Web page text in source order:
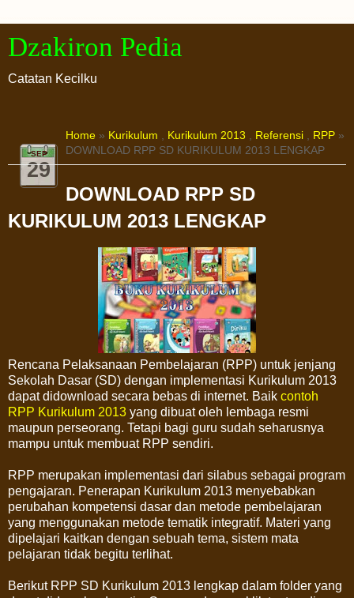
Dzakiron Pedia
Catatan Kecilku
SEP
29
Home » Kurikulum , Kurikulum 2013 , Referensi , RPP »
DOWNLOAD RPP SD KURIKULUM 2013 LENGKAP
DOWNLOAD RPP SD
KURIKULUM 2013 LENGKAP
Rencana Pelaksanaan Pembelajaran (RPP) untuk jenjang
Sekolah Dasar (SD) dengan implementasi Kurikulum 2013
dapat didownload secara bebas di internet. Baik contoh
RPP Kurikulum 2013 yang dibuat oleh lembaga resmi
maupun perseorang. Tetapi bagi guru sudah seharusnya
mampu untuk membuat RPP sendiri.
RPP merupakan implementasi dari silabus sebagai program
pengajaran. Penerapan Kurikulum 2013 menyebabkan
perubahan kompetensi dasar dan metode pembelajaran
yang menggunakan metode tematik integratif. Materi yang
dipelajari kaitkan dengan sebuah tema, sistem mata
pelajaran tidak begitu terlihat.
Berikut RPP SD Kurikulum 2013 lengkap dalam folder yang